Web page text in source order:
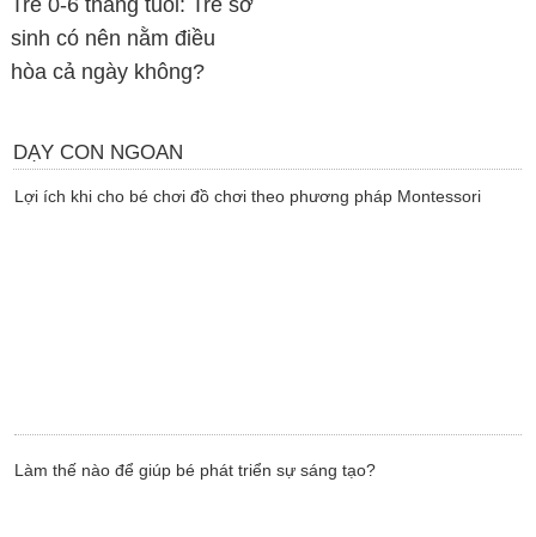
Trẻ 0-6 tháng tuổi: Trẻ sơ
sinh có nên nằm điều
hòa cả ngày không?
DẠY CON NGOAN
Lợi ích khi cho bé chơi đồ chơi theo phương pháp Montessori
Làm thế nào để giúp bé phát triển sự sáng tạo?